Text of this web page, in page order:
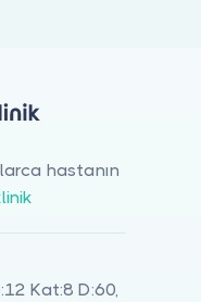
hastanın
Kat:8 D:60,